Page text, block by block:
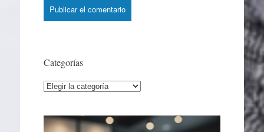
Categorías
Categorías